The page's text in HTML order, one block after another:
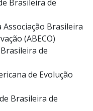
Brasileira de
Brasileira
(ABECO)
de
de Evolução
Brasileira de